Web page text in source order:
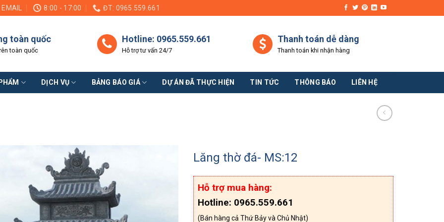
EMAIL 8:00 - 17:00 ĐT: 0965.559.661
toàn quốc
toàn quốc
Hotline: 0965.559.661
Hỗ trợ tư vấn 24/7
Thanh toán dễ dàng
Thanh toán khi nhận hàng
DỊCH VỤ BẢNG BÁO GIÁ DỰ ÁN ĐÃ THỰC HIỆN TIN TỨC THÔNG BÁO LIÊN HỆ
Lăng thờ đá- MS:12
Hỗ trợ mua hàng:
Hotline: 0965.559.661
(Bán hàng cả Thứ Bảy và Chủ Nhật)